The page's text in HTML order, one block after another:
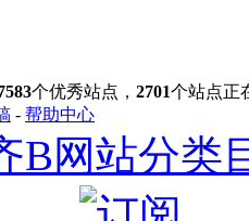
个优秀站点， 2701个站点正
- 帮助中心
B网站分类